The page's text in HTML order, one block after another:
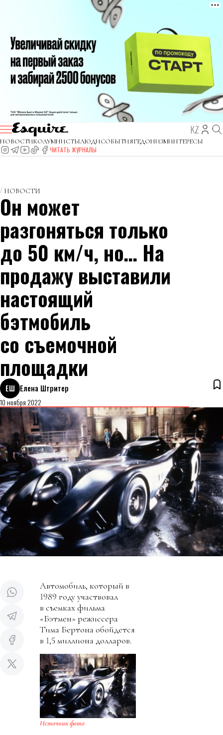
KZ
НОВОСТИКОЛУМНИСТЫЛЮДИСОБЫТИЯГЕДОНИЗМИНТЕРЕСЫ
ЧИТАТЬ ЖУРНАЛЫ
НОВОСТИ
Он может
разгоняться только
до 50 км/ч, но… На
продажу выставили
настоящий
бэтмобиль
со съемочной
площадки
ЕШ Елена Штритер
10 ноября 2022
Автомобиль, который в
1989 году участвовал
в съемках фильма
«Бэтмен» режиссера
Тима Бертона обойдется
в 1,5 миллиона долларов.
Источник фото